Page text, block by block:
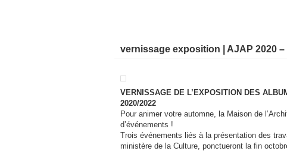
vernissage exposition | AJAP 2020 –
VERNISSAGE DE L’EXPOSITION DES
2020/2022
Pour animer votre automne, la Maison de
d’événements !
Trois événements liés à la présentation des
ministère de la Culture, ponctueront la fin